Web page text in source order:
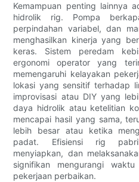
Kemampuan penting lainnya
hidrolik rig. Pompa
perpindahan variabel, dan
menghasilkan kinerja yang
keras. Sistem peredam
ergonomi operator yang
memengaruhi kelayakan
lokasi yang sensitif terhadap
improvisasi atau DIY yang
daya hidrolik atau ketelitian
mencapai hasil yang sama,
lebih besar atau ketika
padat. Efisiensi rig
menyiapkan, dan
signifikan mengurangi
pekerjaan perbaikan.